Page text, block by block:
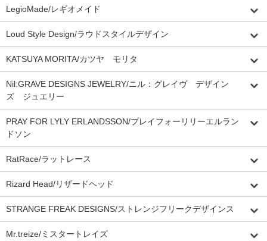
LegioMade/レギオメイド
Loud Style Design/ラウドスタイルデザイン
KATSUYA MORITA/カツヤ モリタ
Nil:GRAVE DESIGNS JEWELRY/ニル：グレイヴ デザイン
ズ ジュエリー
PRAY FOR LYLY ERLANDSSON/プレイフォーリリーエルラン
ドソン
RatRace/ラットレース
Rizard Head/リザードヘッド
STRANGE FREAK DESIGNS/ストレンジフリークデザインス
Mr.treize/ミスタートレイズ